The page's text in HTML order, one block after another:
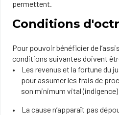
permettent.
Conditions
Pour pouvoir bénéficier de
conditions suivantes doivent
Les revenus et la fortunedu
pour assumer les frais de
son minimum vital (indigence)
La cause n’apparaît pas